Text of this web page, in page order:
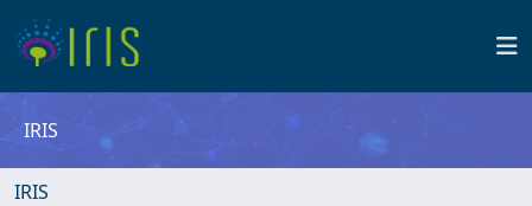
IRIS
IRIS